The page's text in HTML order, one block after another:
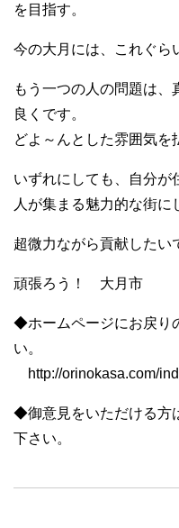
を目指す。
今の大月には、これぐら
もう一つの人の問題は
良くです。
どよ～んとした雰囲気を
いずれにしても、自分が
人が集まる魅力的な街に
超微力ながら貢献したい
頑張ろう！ 大月市
◆ホームページにお戻り
い。
http://orinokasa.com/
◆御意見をいただける方
下さい。